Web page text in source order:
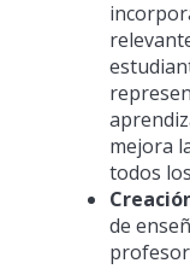
mejora
todos
de